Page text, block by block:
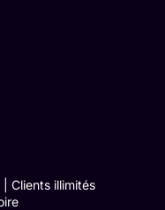
Clients illimités